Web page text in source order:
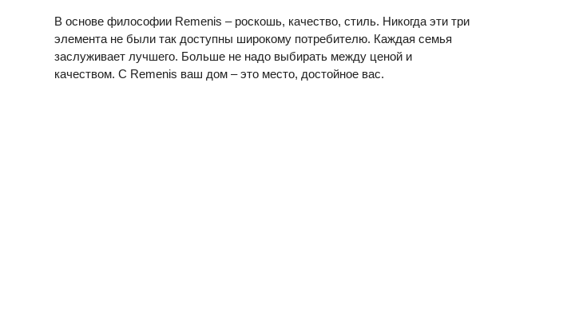
В основе философии Remenis – роскошь, качество, стиль. Никогда эти три
элемента не были так доступны широкому потребителю. Каждая семья
заслуживает лучшего. Больше не надо выбирать между ценой и
качеством. С Remenis ваш дом – это место, достойное вас.